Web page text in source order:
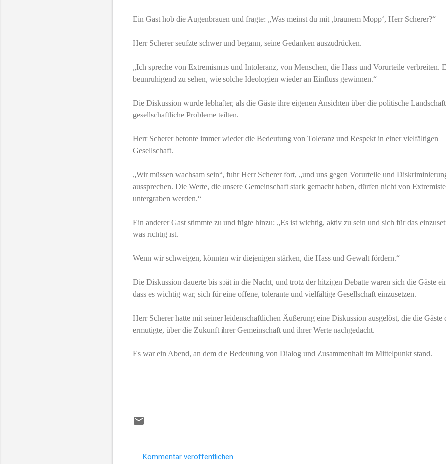
Ein Gast hob die Augenbrauen und fragte: „Was meinst du mit ‚braunem Mopp‘, Herr Scherer?“
Herr Scherer seufzte schwer und begann, seine Gedanken auszudrücken.
„Ich spreche von Extremismus und Intoleranz, von Menschen, die Hass und Vorurteile verbreiten.
beunruhigend zu sehen, wie solche Ideologien wieder an Einfluss gewinnen.“
Die Diskussion wurde lebhafter, als die Gäste ihre eigenen Ansichten über die politische
gesellschaftliche Probleme teilten.
Herr Scherer betonte immer wieder die Bedeutung von Toleranz und Respekt in einer vielfältigen
Gesellschaft.
„Wir müssen wachsam sein“, fuhr Herr Scherer fort, „und uns gegen Vorurteile und
aussprechen. Die Werte, die unsere Gemeinschaft stark gemacht haben, dürfen nicht von
untergraben werden.“
Ein anderer Gast stimmte zu und fügte hinzu: „Es ist wichtig, aktiv zu sein und sich für das
was richtig ist.
Wenn wir schweigen, könnten wir diejenigen stärken, die Hass und Gewalt fördern.“
Die Diskussion dauerte bis spät in die Nacht, und trotz der hitzigen Debatte waren sich die Gäste
dass es wichtig war, sich für eine offene, tolerante und vielfältige Gesellschaft einzusetzen.
Herr Scherer hatte mit seiner leidenschaftlichen Äußerung eine Diskussion ausgelöst, die die Gäste
ermutigte, über die Zukunft ihrer Gemeinschaft und ihrer Werte nachgedacht.
Es war ein Abend, an dem die Bedeutung von Dialog und Zusammenhalt im Mittelpunkt stand.
Kommentar veröffentlichen